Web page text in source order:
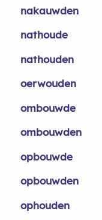
nakauwden
nathoude
nathouden
oerwouden
ombouwde
ombouwden
opbouwde
opbouwden
ophouden